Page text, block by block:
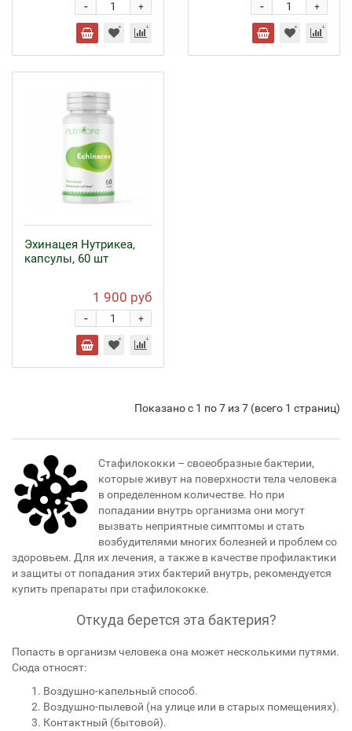
+
- +
-
Эхинацея Нутрикеа,
капсулы, 60 шт
1 900 руб
+
-
Показано с 1 по 7 из 7 (всего 1 страниц)
Стафилококки – своеобразные бактерии,
которые живут на поверхности тела человека
в определенном количестве. Но при
попадании внутрь организма они могут
вызвать неприятные симптомы и стать
возбудителями многих болезней и проблем со
здоровьем. Для их лечения, а также в качестве профилактики
и защиты от попадания этих бактерий внутрь, рекомендуется
купить препараты при стафилококке.
Откуда берется эта бактерия?
Попасть в организм человека она может несколькими путями.
Сюда относят:
Воздушно-капельный способ.
Воздушно-пылевой (на улице или в старых помещениях).
Контактный (бытовой).